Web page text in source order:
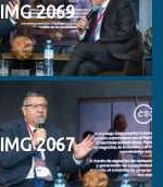
IMG 2069
IMG 2067